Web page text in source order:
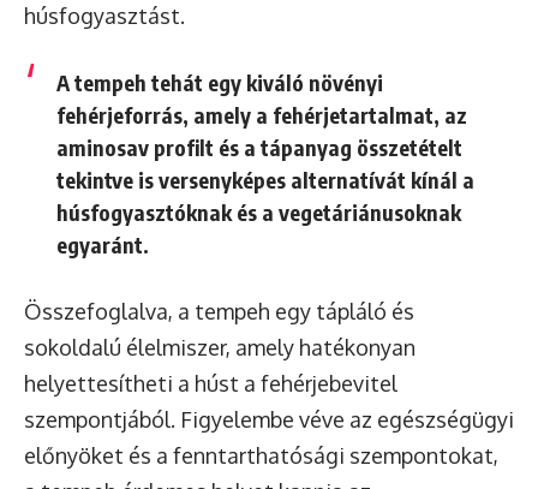
húsfogyasztást.
A tempeh tehát egy kiváló növényi
fehérjeforrás, amely a fehérjetartalmat, az
aminosav profilt és a tápanyag összetételt
tekintve is versenyképes alternatívát kínál a
húsfogyasztóknak és a vegetáriánusoknak
egyaránt.
Összefoglalva, a tempeh egy tápláló és
sokoldalú élelmiszer, amely hatékonyan
helyettesítheti a húst a fehérjebevitel
szempontjából. Figyelembe véve az egészségügyi
előnyöket és a fenntarthatósági szempontokat,